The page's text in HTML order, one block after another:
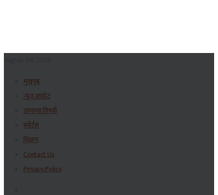
मुखपृष्ठ
न्यूज अपडेट
आमच्या विषयी
स्पोर्ट्स
शिक्षण
Contact Us
Privacy Policy